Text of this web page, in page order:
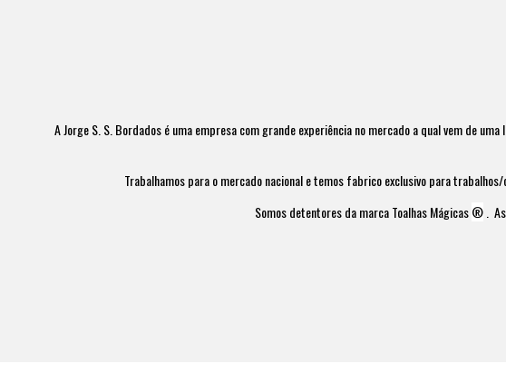
A Jorge S. S. Bordados é uma empresa com grande experiência no mercado a qual vem de
Trabalhamos para o mercado nacional e temos fabrico exclusivo para
Somos detentores da marca Toalhas Mágicas®.